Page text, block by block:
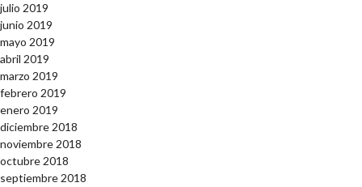
julio 2019
junio 2019
mayo 2019
abril 2019
marzo 2019
febrero 2019
enero 2019
diciembre 2018
noviembre 2018
octubre 2018
septiembre 2018